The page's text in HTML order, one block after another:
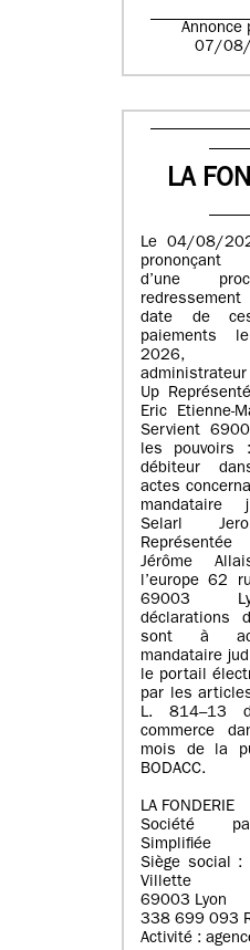
Annonce
07/
LA
Le 04/08/
prononçant
d’une
date de
paiements
2026,
Up
Eric Etienne-
Servient
les pouvoirs
débiteur
actes
mandataire
Selarl
Jérôme
l’europe 62
69003
déclarations
sont à
mandataire
le portail
par les
L. 814–13
commerce
mois de la
BODACC.
LA FONDERIE
Société
Simplifiée
Siège social
Villette
69003 Lyon
338 699 093
Activité :